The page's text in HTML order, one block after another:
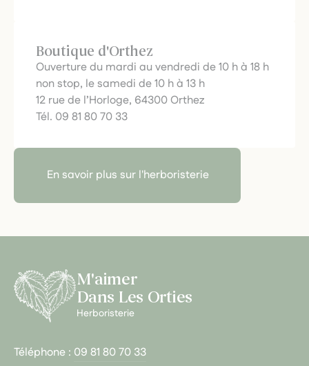
Boutique d'Orthez
Ouverture du mardi au vendredi de 10 h à 18 h
non stop, le samedi de 10 h à 13 h
12 rue de l’Horloge, 64300 Orthez
Tél. 09 81 80 70 33
En savoir plus sur l'herboristerie
M'aimer
Dans Les Orties
Herboristerie
Téléphone : 09 81 80 70 33